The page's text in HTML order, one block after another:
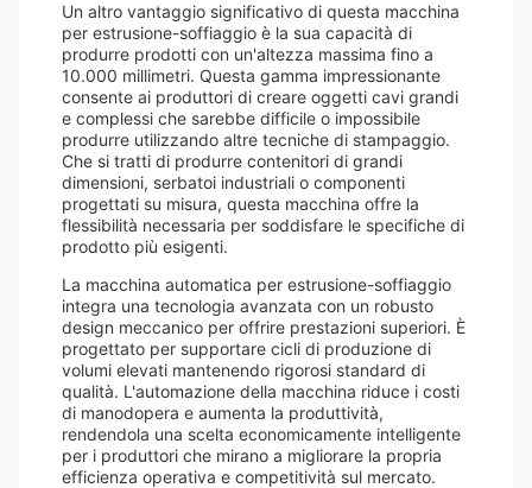
Un altro vantaggio significativo di questa macchina
per estrusione-soffiaggio è la sua capacità di
produrre prodotti con un'altezza massima fino a
10.000 millimetri. Questa gamma impressionante
consente ai produttori di creare oggetti cavi grandi
e complessi che sarebbe difficile o impossibile
produrre utilizzando altre tecniche di stampaggio.
Che si tratti di produrre contenitori di grandi
dimensioni, serbatoi industriali o componenti
progettati su misura, questa macchina offre la
flessibilità necessaria per soddisfare le specifiche di
prodotto più esigenti.
La macchina automatica per estrusione-soffiaggio
integra una tecnologia avanzata con un robusto
design meccanico per offrire prestazioni superiori. È
progettato per supportare cicli di produzione di
volumi elevati mantenendo rigorosi standard di
qualità. L'automazione della macchina riduce i costi
di manodopera e aumenta la produttività,
rendendola una scelta economicamente intelligente
per i produttori che mirano a migliorare la propria
efficienza operativa e competitività sul mercato.